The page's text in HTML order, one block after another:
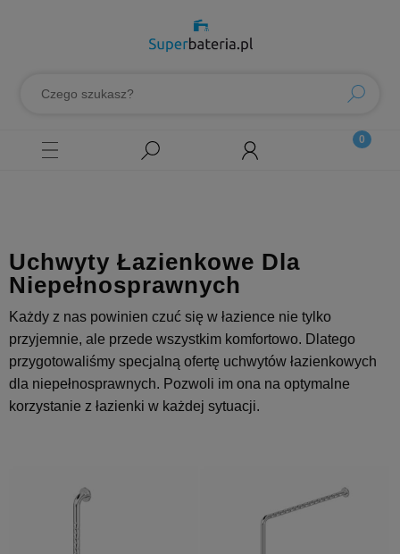
Uchwyty Łazienkowe Dla
Niepełnosprawnych
Każdy z nas powinien czuć się w łazience nie tylko
przyjemnie, ale przede wszystkim komfortowo. Dlatego
przygotowaliśmy specjalną ofertę uchwytów łazienkowych
dla niepełnosprawnych. Pozwoli im ona na optymalne
korzystanie z łazienki w każdej sytuacji.